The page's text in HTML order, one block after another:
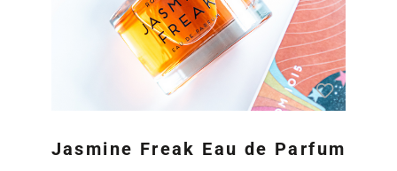
Jasmine Freak Eau de Parfum